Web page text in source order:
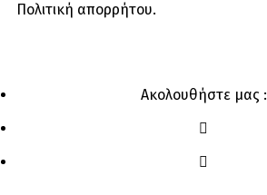
Ακολουθήστε μας :
Πολιτική απορρήτου.